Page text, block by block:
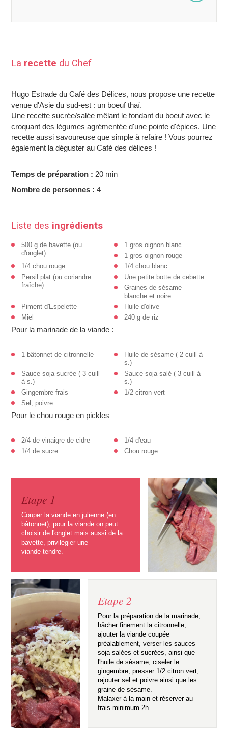
La recette du Chef
Hugo Estrade du Café des Délices, nous propose une recette
venue d'Asie du sud-est : un boeuf thaï.
Une recette sucrée/salée mêlant le fondant du boeuf avec le
croquant des légumes agrémentée d'une pointe d'épices. Une
recette aussi savoureuse que simple à refaire ! Vous pourrez
également la déguster au Café des délices !
Temps de préparation : 20 min
Nombre de personnes : 4
Liste des ingrédients
500 g de bavette (ou
d'onglet)
1 gros oignon blanc
1 gros oignon rouge
1/4 chou rouge
1/4 chou blanc
Persil plat (ou coriandre
fraîche)
Une petite botte de cebette
Graines de sésame
blanche et noire
Piment d'Espelette
Huile d'olive
Miel
240 g de riz
Pour la marinade de la viande :
1 bâtonnet de citronnelle
Huile de sésame ( 2 cuill à
s.)
Sauce soja sucrée ( 3 cuill
à s.)
Sauce soja salé ( 3 cuill à
s.)
Gingembre frais
1/2 citron vert
Sel, poivre
Pour le chou rouge en pickles
2/4 de vinaigre de cidre
1/4 d'eau
1/4 de sucre
Chou rouge
Etape 1
Couper la viande en julienne (en
bâtonnet), pour la viande on peut
choisir de l'onglet mais aussi de la
bavette, privilégier une
viande tendre.
Etape 2
Pour la préparation de la marinade,
hâcher finement la citronnelle,
ajouter la viande coupée
préalablement, verser les sauces
soja salées et sucrées, ainsi que
l'huile de sésame, ciseler le
gingembre, presser 1/2 citron vert,
rajouter sel et poivre ainsi que les
graine de sésame.
Malaxer à la main et réserver au
frais minimum 2h.